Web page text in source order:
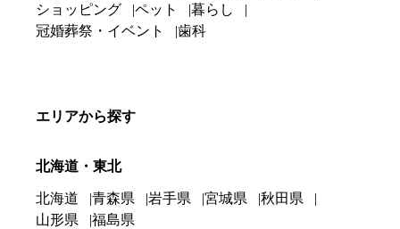
ショッピング
ペット
暮らし
冠婚葬祭・イベント
歯科
エリアから探す
北海道・東北
北海道 青森県 岩手県 宮城県
秋田県
山形県
福島県